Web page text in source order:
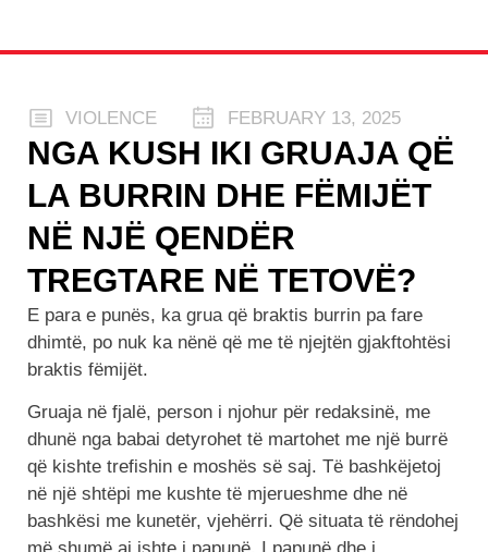
VIOLENCE FEBRUARY 13, 2025
NGA KUSH IKI GRUAJA QË
LA BURRIN DHE FËMIJËT
NË NJË QENDËR
TREGTARE NË TETOVË?
E para e punës, ka grua që braktis burrin pa fare
dhimtë, po nuk ka nënë që me të njejtën gjakftohtësi
braktis fëmijët.
Gruaja në fjalë, person i njohur për redaksinë, me
dhunë nga babai detyrohet të martohet me një burrë
që kishte trefishin e moshës së saj. Të bashkëjetoj
në një shtëpi me kushte të mjerueshme dhe në
bashkësi me kunetër, vjehërri. Që situata të rëndohej